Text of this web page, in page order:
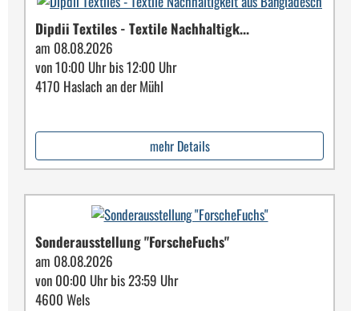
Dipdii Textiles - Textile Nachhaltigk...
am 08.08.2026
von 10:00 Uhr bis 12:00 Uhr
4170 Haslach an der Mühl
mehr Details
Sonderausstellung "ForscheFuchs"
am 08.08.2026
von 00:00 Uhr bis 23:59 Uhr
4600 Wels